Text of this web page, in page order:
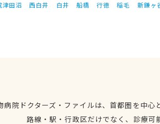
津田沼 西白井 白井 船橋 行徳 稲毛 新鎌ヶ
病院ドクターズ・ファイルは、首都圏を中
路線・駅・行政区だけでなく、診療